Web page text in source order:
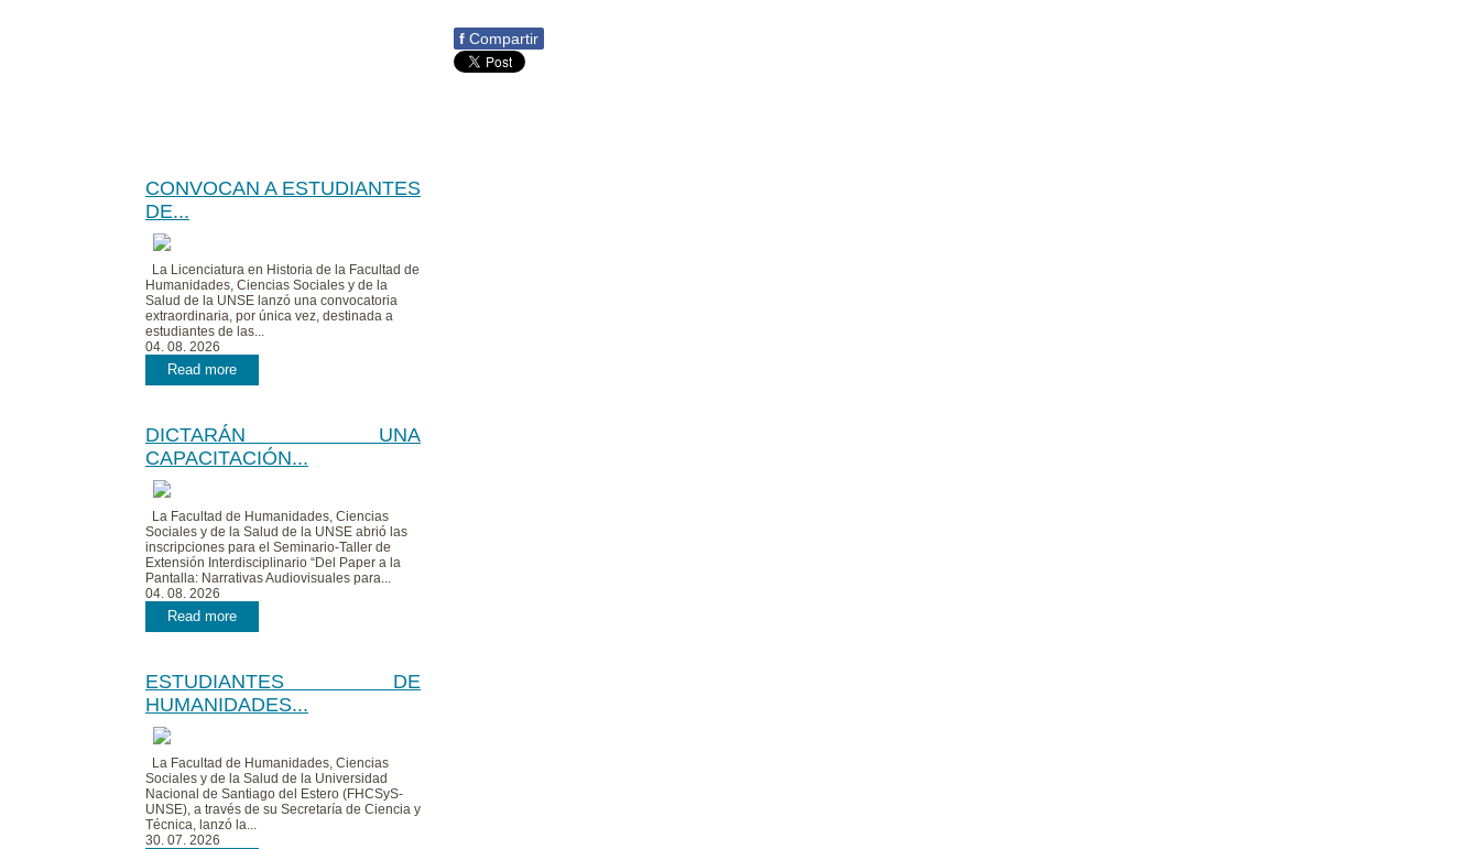
f Compartir
CONVOCAN A ESTUDIANTES
DE...
La Licenciatura en Historia de la Facultad de
Humanidades, Ciencias Sociales y de la
Salud de la UNSE lanzó una convocatoria
extraordinaria, por única vez, destinada a
estudiantes de las...
04. 08. 2026
Read more
DICTARÁN UNA
CAPACITACIÓN...
La Facultad de Humanidades, Ciencias
Sociales y de la Salud de la UNSE abrió las
inscripciones para el Seminario-Taller de
Extensión Interdisciplinario “Del Paper a la
Pantalla: Narrativas Audiovisuales para...
04. 08. 2026
Read more
ESTUDIANTES DE
HUMANIDADES...
La Facultad de Humanidades, Ciencias
Sociales y de la Salud de la Universidad
Nacional de Santiago del Estero (FHCSyS-
UNSE), a través de su Secretaría de Ciencia y
Técnica, lanzó la...
30. 07. 2026